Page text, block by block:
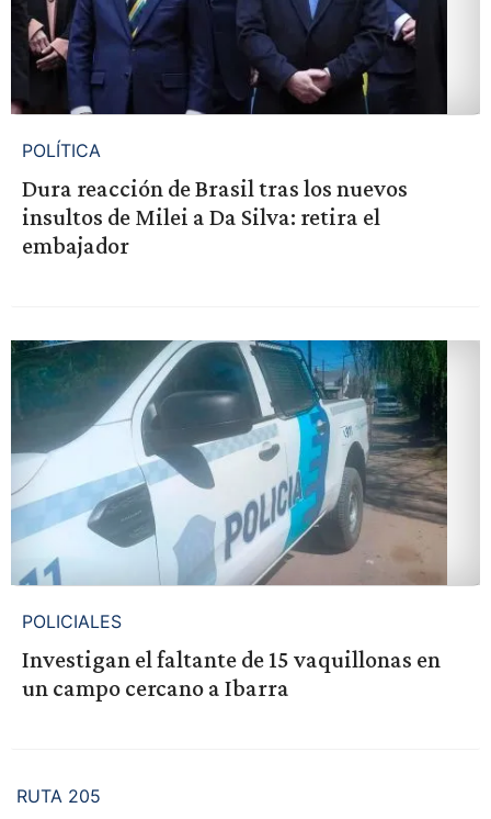
POLÍTICA
Dura reacción de Brasil tras los nuevos
insultos de Milei a Da Silva: retira el
embajador
POLICIALES
Investigan el faltante de 15 vaquillonas en
un campo cercano a Ibarra
RUTA 205